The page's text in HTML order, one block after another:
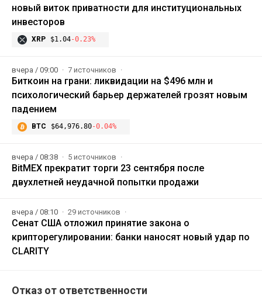
новый виток приватности для институциональных
инвесторов
XRP $1.04-0.23%
вчера / 09:00 7 источников
Биткоин на грани: ликвидации на $496 млн и
психологический барьер держателей грозят новым
падением
BTC $64,976.80-0.04%
вчера / 08:38 5 источников
BitMEX прекратит торги 23 сентября после
двухлетней неудачной попытки продажи
вчера / 08:10 29 источников
Сенат США отложил принятие закона о
крипторегулировании: банки наносят новый удар по
CLARITY
Отказ от ответственности